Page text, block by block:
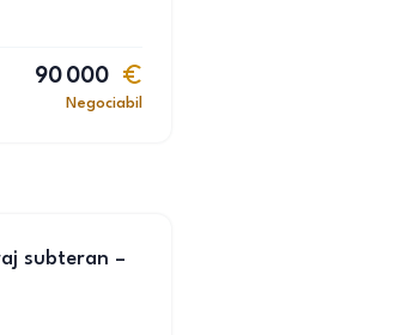
90 000
Negociabil
subteran –